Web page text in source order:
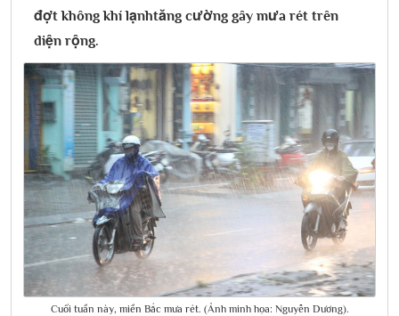
đợt không khí lạnhtăng cường gây mưa rét trên
diện rộng.
Cuối tuần này, miền Bắc mưa rét. (Ảnh minh họa: Nguyễn Dương).